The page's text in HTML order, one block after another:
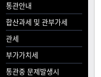
통관안내
합산과세 및 관부가세
관세
부가가치세
통관중 문제발생시